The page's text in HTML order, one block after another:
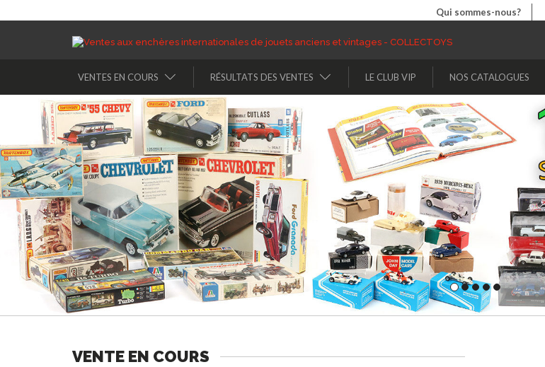
Qui sommes-nous?
VENTES EN COURS RÉSULTATS DES VENTES LE CLUB VIP NOS CATALOGUES
VENTE EN COURS